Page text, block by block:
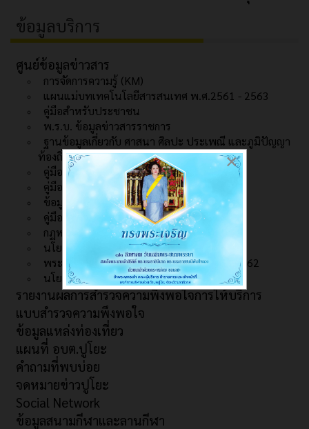
ข้อมูลบริการ
ศูนย์ข้อมูลข่าวสาร
การจัดการความรู้ (KM)
แผนแม่บทเทคโนโลยีสารสนเทศ พ.ศ.2561 - 2563
คู่มือสำหรับประชาชน
พ.ร.บ. ข้อมูลข่าวสารราชการ
ฐานข้อมูลเกี่ยวกับ ศาสนา ศิลปะ ประเพณี และภูมิปัญญา
ท้องถิ่น
คู่มือหรือมาตรฐานการปฏิบัติงาน
คู่มือหรือมาตรฐานการให้บริการ
ข้อมูลเชิงสถิติการให้บริการ
คู่มือจัดการเรื่องร้องเรียน
กฏหมายที่เกี่ยวข้อง
นโยบายความปลอดภัย
พระราชบัญญัติมาตรฐานทางจริยธรรม พ.ศ.2562
นโยบายคุ้มครองข้อมูลส่วนบุคคล
รายงานผลการสำรวจความพึงพอใจการให้บริการ
แบบสำรวจความพึงพอใจ
ข้อมูลแหล่งท่องเที่ยว
แผนที่ อบต.ปูโยะ
คำถามที่พบบ่อย
จดหมายข่าวปูโยะ
Social Network
ข้อมูลสนามกีฬาและลานกีฬา
×